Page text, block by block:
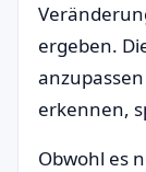
ergeben.
erkennen,
Obwohl es